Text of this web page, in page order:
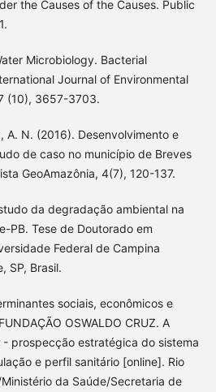
the Causes of the Causes. Public
Microbiology. Bacterial
Journal of Environmental
(10), 3657-3703.
A. N. (2016). Desenvolvimento e
de caso no município de Breves
GeoAmazônia, 4(7), 120-137.
da degradação ambiental na
PB. Tese de Doutorado em
Federal de Campina
SP, Brasil.
sociais, econômicos e
OSWALDO CRUZ. A
- prospecção estratégica do sistema
e perfil sanitário [online]. Rio
da Saúde/Secretaria de